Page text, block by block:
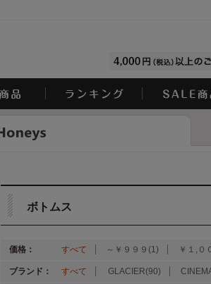
ボトムス
価格： すべて ～￥９９９(1) ￥１,０
ブランド： すべて GLACIER(90)